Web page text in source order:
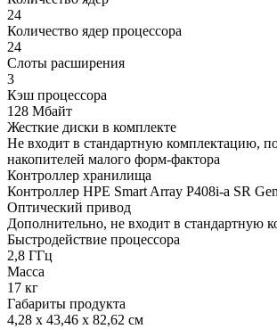
24
Количество ядер процессора
24
Слоты расширения
3
Кэш процессора
128 Мбайт
Жесткие диски в комплекте
Не входит в стандартную комплектацию,
накопителей малого форм-фактора
Контроллер хранилища
Контроллер HPE Smart Array P408i-a SR
Оптический привод
Дополнительно, не входит в стандартную
Быстродействие процессора
2,8 ГГц
Масса
17 кг
Габариты продукта
4,28 x 43,46 x 82,62 см